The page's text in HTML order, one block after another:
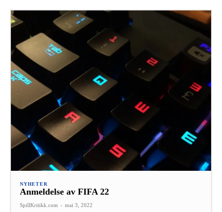
NYHETER
Anmeldelse av FIFA 22
SpillKritikk.com - mai 3, 2022